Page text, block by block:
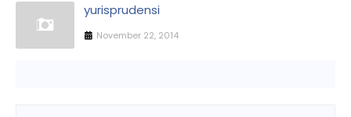
yurisprudensi
November 22, 2014